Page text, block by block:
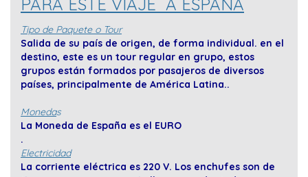
Tipo de Paquete o Tour
Salida de su país de origen, de forma individual. en el
destino, este es un tour regular en grupo, estos
grupos están formados por pasajeros de diversos
países, principalmente de América Latina..
Monedas
La Moneda de España es el EURO
.
Electricidad
La corriente eléctrica es 220 V. Los enchufes son de